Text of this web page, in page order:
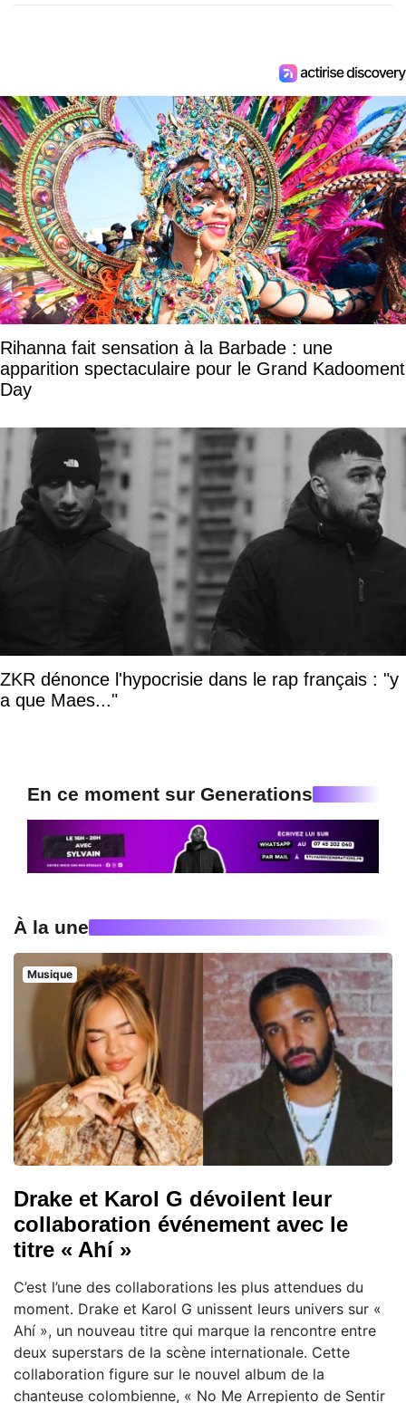
Rihanna fait sensation à la Barbade : une
apparition spectaculaire pour le Grand Kadooment
Day
ZKR dénonce l'hypocrisie dans le rap français : "y
a que Maes..."
En ce moment sur Generations
À la une
Musique
Drake et Karol G dévoilent leur
collaboration événement avec le
titre « Ahí »
C’est l’une des collaborations les plus attendues du
moment. Drake et Karol G unissent leurs univers sur «
Ahí », un nouveau titre qui marque la rencontre entre
deux superstars de la scène internationale. Cette
collaboration figure sur le nouvel album de la
chanteuse colombienne, « No Me Arrepiento de Sentir